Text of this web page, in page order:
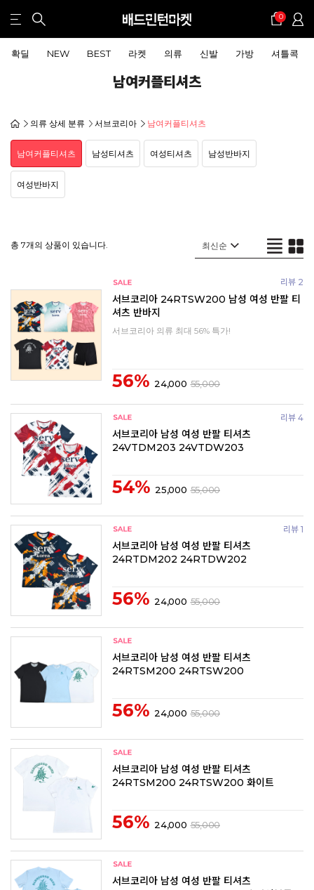
0
확딜 NEW BEST 라켓 의류 신발 가방 셔틀콕
남여커플티셔츠
의류 상세 분류 서브코리아 남여커플티셔츠
남여커플티셔츠 남성티셔츠 여성티셔츠 남성반바지
여성반바지
총 7개의 상품이 있습니다.
리뷰 2
서브코리아 24RTSW200 남성 여성 반팔 티
셔츠 반바지
서브코리아 의류 최대 56% 특가!
56% 24,000 55,000
리뷰 4
서브코리아 남성 여성 반팔 티셔츠
24VTDM203 24VTDW203
54% 25,000 55,000
리뷰 1
서브코리아 남성 여성 반팔 티셔츠
24RTDM202 24RTDW202
56% 24,000 55,000
서브코리아 남성 여성 반팔 티셔츠
24RTSM200 24RTSW200
56% 24,000 55,000
서브코리아 남성 여성 반팔 티셔츠
24RTSM200 24RTSW200 화이트
56% 24,000 55,000
서브코리아 남성 여성 반팔 티셔츠